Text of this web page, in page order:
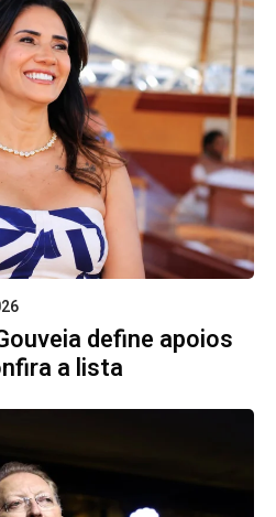
define apoios
a lista